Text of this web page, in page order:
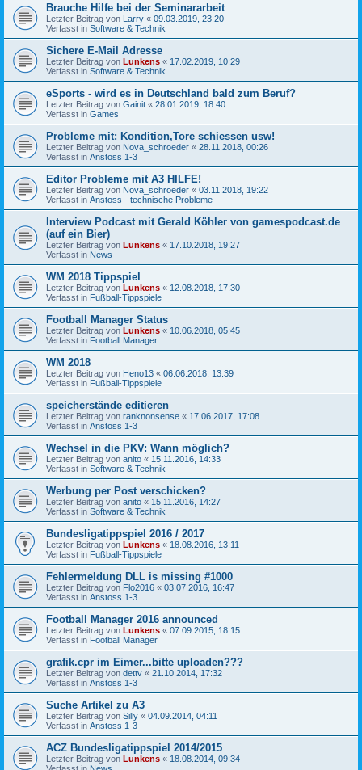
Brauche Hilfe bei der Seminararbeit
Letzter Beitrag von Larry « 09.03.2019, 23:20
Verfasst in Software & Technik
Sichere E-Mail Adresse
Letzter Beitrag von Lunkens « 17.02.2019, 10:29
Verfasst in Software & Technik
eSports - wird es in Deutschland bald zum Beruf?
Letzter Beitrag von Gainit « 28.01.2019, 18:40
Verfasst in Games
Probleme mit: Kondition,Tore schiessen usw!
Letzter Beitrag von Nova_schroeder « 28.11.2018, 00:26
Verfasst in Anstoss 1-3
Editor Probleme mit A3 HILFE!
Letzter Beitrag von Nova_schroeder « 03.11.2018, 19:22
Verfasst in Anstoss - technische Probleme
Interview Podcast mit Gerald Köhler von gamespodcast.de
(auf ein Bier)
Letzter Beitrag von Lunkens « 17.10.2018, 19:27
Verfasst in News
WM 2018 Tippspiel
Letzter Beitrag von Lunkens « 12.08.2018, 17:30
Verfasst in Fußball-Tippspiele
Football Manager Status
Letzter Beitrag von Lunkens « 10.06.2018, 05:45
Verfasst in Football Manager
WM 2018
Letzter Beitrag von Heno13 « 06.06.2018, 13:39
Verfasst in Fußball-Tippspiele
speicherstände editieren
Letzter Beitrag von ranknonsense « 17.06.2017, 17:08
Verfasst in Anstoss 1-3
Wechsel in die PKV: Wann möglich?
Letzter Beitrag von anito « 15.11.2016, 14:33
Verfasst in Software & Technik
Werbung per Post verschicken?
Letzter Beitrag von anito « 15.11.2016, 14:27
Verfasst in Software & Technik
Bundesligatippspiel 2016 / 2017
Letzter Beitrag von Lunkens « 18.08.2016, 13:11
Verfasst in Fußball-Tippspiele
Fehlermeldung DLL is missing #1000
Letzter Beitrag von Flo2016 « 03.07.2016, 16:47
Verfasst in Anstoss 1-3
Football Manager 2016 announced
Letzter Beitrag von Lunkens « 07.09.2015, 18:15
Verfasst in Football Manager
grafik.cpr im Eimer...bitte uploaden???
Letzter Beitrag von dettv « 21.10.2014, 17:32
Verfasst in Anstoss 1-3
Suche Artikel zu A3
Letzter Beitrag von Silly « 04.09.2014, 04:11
Verfasst in Anstoss 1-3
ACZ Bundesligatippspiel 2014/2015
Letzter Beitrag von Lunkens « 18.08.2014, 09:34
Verfasst in News